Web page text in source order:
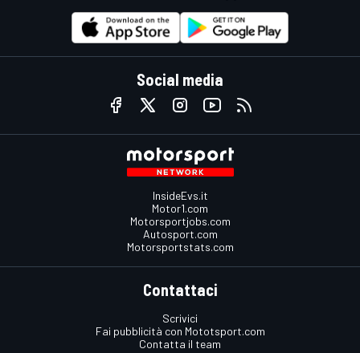
Social media
InsideEvs.it
Motor1.com
Motorsportjobs.com
Autosport.com
Motorsportstats.com
Contattaci
Scrivici
Fai pubblicità con Mototsport.com
Contatta il team